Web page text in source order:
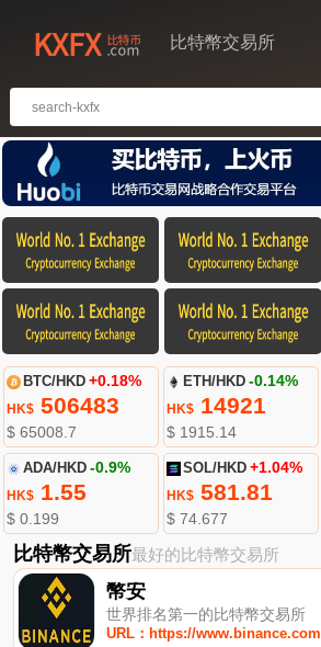
比特幣交易所
BTC/HKD +0.18%
HK$506483
$ 65008.7
ETH/HKD -0.14%
HK$ 14921
$ 1915.14
ADA/HKD -0.9%
HK$1.55
$ 0.199
SOL/HKD +1.04%
HK$ 581.81
$ 74.677
比特幣交易所最好的比特幣交易所
幣安
世界排名第一的比特幣交易所
URL：https://www.binance.com